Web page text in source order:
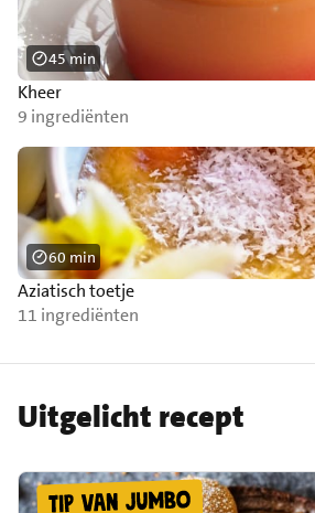
Kheer
9 ingrediënten
45 min
Aziatisch toetje
11 ingrediënten
60 min
Uitgelicht recept